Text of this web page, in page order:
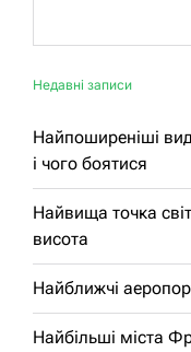
Недавні записи
Найпоширеніші
і чого боятися
Найвища точка
висота
Найближчі
Найбільші міста